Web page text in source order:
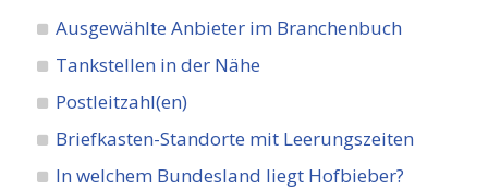
Ausgewählte Anbieter im Branchenbuch
Tankstellen in der Nähe
Postleitzahl(en)
Briefkasten-Standorte mit Leerungszeiten
In welchem Bundesland liegt Hofbieber?